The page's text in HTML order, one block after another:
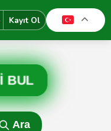
Kayıt Ol
BUL
Ara